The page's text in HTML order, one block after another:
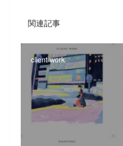
関連記事
client work